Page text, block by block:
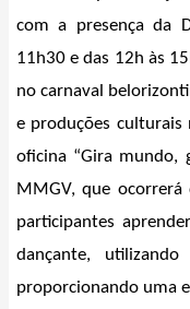
com a presença da
11h30 e das 12h às
no carnaval
e produções
oficina “Gira mundo,
MMGV, que
participantes
dançante,
proporcionando uma